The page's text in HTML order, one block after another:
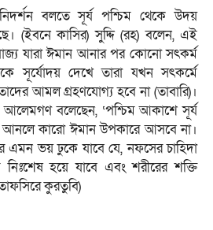
বলতে সূর্য পশ্চিম থেকে উদয়
(ইবনে কাসির) সুদ্দি (রহ) বলেন, এই
যারা ঈমান আনার পর কোনো সৎকর্ম
সূর্যোদয় দেখে তারা যখন সৎকর্মে
আমল গ্রহণযোগ্য হবে না (তাবারি)।
বলেছেন, ‘পশ্চিম আকাশে সূর্য
কারো ঈমান উপকারে আসবে না।
এমন ভয় ঢুকে যাবে যে, নফসের চাহিদা
হয়ে যাবে এবং শরীরের শক্তি
কুরতুবি)